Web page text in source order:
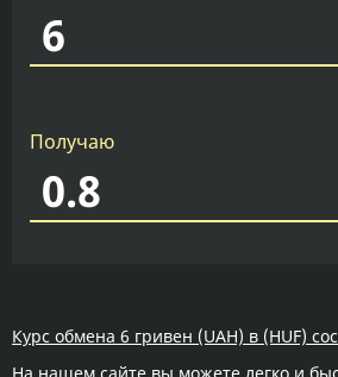
Получаю
Курс обмена 6 гривен (UAH) в (HUF)